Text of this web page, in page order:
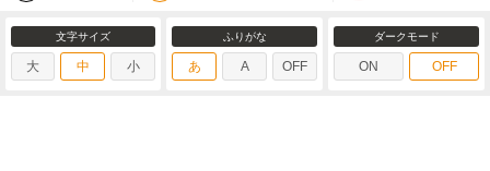
文字サイズ
大 中 小
ふりがな
あ A OFF
ダークモード
ON OFF